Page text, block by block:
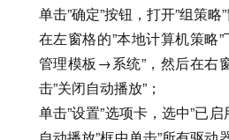
单击”确定”按钮，打开”组策略”
在左窗格的”本地计算机策略
管理模板→系统”，然后在右
击”关闭自动播放”；
单击”设置”选项卡，选中”已